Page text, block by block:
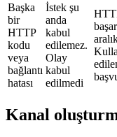
Başka
bir
HTTP
kodu
veya
bağlantı
hatası
İstek şu
anda
kabul
edilemez.
Olay
kabul
edilmedi
Kanal